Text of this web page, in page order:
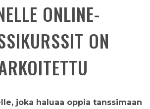
ONLINE-
ON
joka haluaa oppia tanssimaan